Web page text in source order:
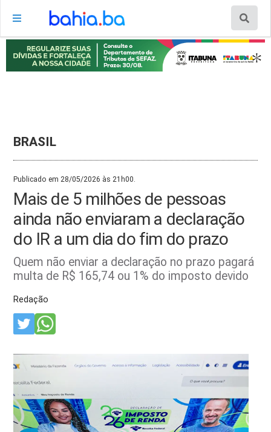
BRASIL
Publicado em 28/05/2026 às 21h00.
Mais de 5 milhões de pessoas
ainda não enviaram a declaração
do IR a um dia do fim do prazo
Quem não enviar a declaração no prazo pagará
multa de R$ 165,74 ou 1% do imposto devido
Redação